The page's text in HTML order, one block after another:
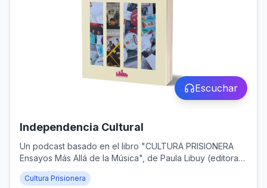
Escuchar
Independencia Cultural
Un podcast basado en el libro "CULTURA PRISIONERA
Ensayos Más Allá de la Música", de Paula Libuy (editora),
y publicado por Santiago Ander Editorial (Santiago de
Chile, 2024)
Cultura Prisionera